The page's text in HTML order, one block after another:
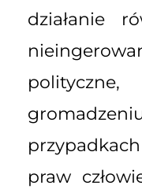
działanie
praw